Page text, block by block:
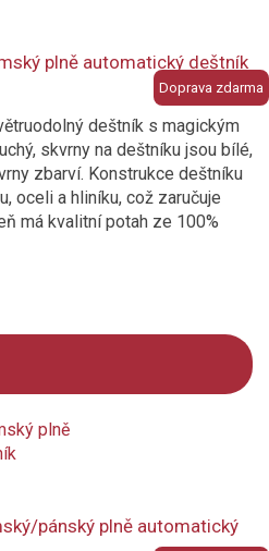
Doprava zdarma
plně automatický deštník
deštník s magickým
skvrny na deštníku jsou bílé,
zbarví. Konstrukce deštníku
oceli a hliníku, což zaručuje
má kvalitní potah ze 100%
pánský plně automatický